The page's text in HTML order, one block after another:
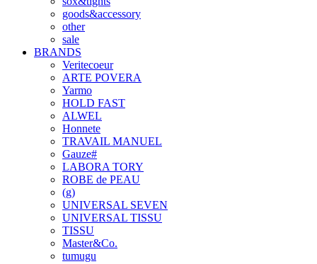
goods&accessory
other
sale
BRANDS
Veritecoeur
ARTE POVERA
Yarmo
HOLD FAST
ALWEL
Honnete
TRAVAIL MANUEL
Gauze#
LABORA TORY
ROBE de PEAU
(g)
UNIVERSAL SEVEN
UNIVERSAL TISSU
TISSU
Master&Co.
tumugu